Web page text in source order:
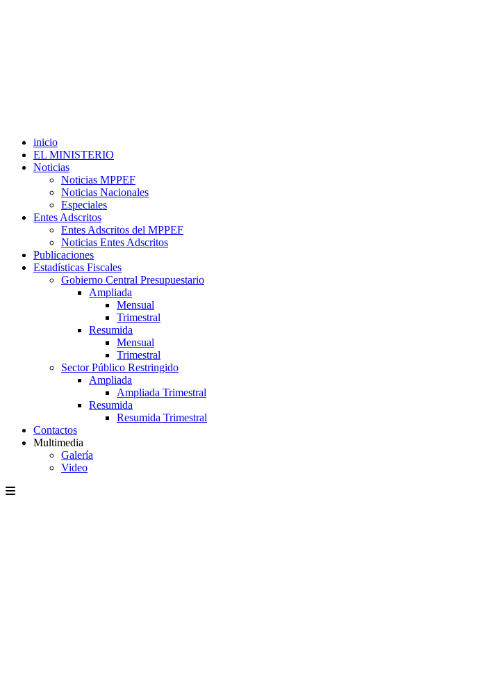
inicio
EL MINISTERIO
Noticias
Noticias MPPEF
Noticias Nacionales
Especiales
Entes Adscritos
Entes Adscritos del MPPEF
Noticias Entes Adscritos
Publicaciones
Estadísticas Fiscales
Gobierno Central Presupuestario
Ampliada
Mensual
Trimestral
Resumida
Mensual
Trimestral
Sector Público Restringido
Ampliada
Ampliada Trimestral
Resumida
Resumida Trimestral
Contactos
Multimedia
Galería
Video